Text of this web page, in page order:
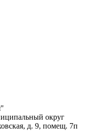
округ
д. 9, помещ. 7п